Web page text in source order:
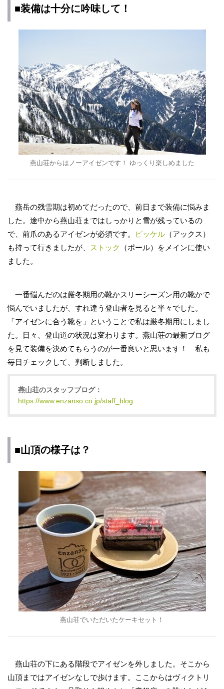
■装備は十分に吟味して！
燕山荘からはノーアイゼンです！ ゆっくり楽しめました
燕岳の残雪期は初めてだったので、前日まで装備に悩みま
した。途中から燕山荘まではしっかりと雪が残っているの
で、前爪のあるアイゼンが必須です。
ピッケル （アックス）
も持って行きましたが、
ストック
（ポール）をメインに使い
ました。
一番悩んだのは厳冬期用の靴かスリーシーズン用の靴かで
悩んでいましたが、すれ違う登山者を見ると半々でした。
「アイゼンに合う靴を」ということで私は厳冬期用にしまし
た。日々、登山道の状況は変わります。燕山荘の最新ブログ
を見て装備を決めてもらうのが一番良いと思います！ 私も
毎日チェックして、判断しました。
燕山荘のスタッフブログ：
https://www.enzanso.co.jp/staff_blog
■山頂の様子は？
燕山荘でいただいたケーキセット！
燕山荘の下にある階段でアイゼンを外しました。そこから
山頂まではアイゼンなしで歩けます。ここからはヴィクトリ